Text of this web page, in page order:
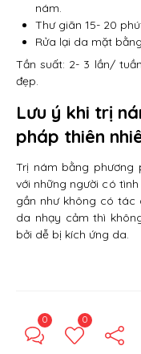
nám.
Thư giãn 15- 20
Rửa lại da mặt
Tần suất: 2- 3 lần/
đẹp.
Lưu ý khi trị
pháp thiên
Trị nám bằng phương
với những người có
gần như không có tác
da nhạy cảm thì
bởi dễ bị kích ứng da.
0 0